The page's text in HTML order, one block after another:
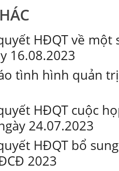
HĐQT về
16.08.2023
tình hình quản
HĐQT cuộc
24.07.2023
HĐQT bổ
2023